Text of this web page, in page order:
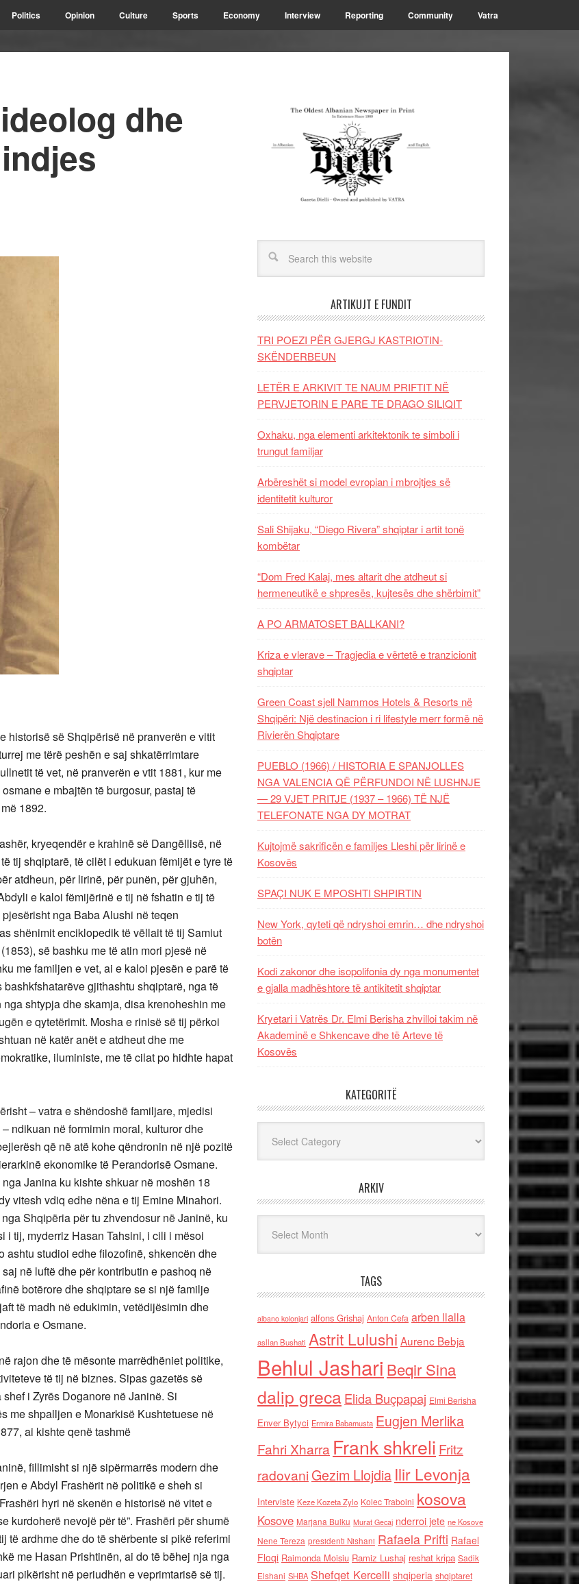
Politics Opinion Culture Sports Economy Interview Reporting Community Vatra
dhe
historisë së Shqipërisë në pranverën e vitit
me tërë peshën e saj shkatërrimtare
të vet, në pranverën e vtit 1881, kur me
e mbajtën të burgosur, pastaj të
1892.
kryeqendër e krahinë së Dangëllisë, në
tij shqiptarë, të cilët i edukuan fëmijët e tyre të
atdheun, për lirinë, për punën, për gjuhën,
e kaloi fëmijërinë e tij në fshatin e tij të
nga Baba Alushi në teqen
shënimit enciklopedik të vëllait të tij Samiut
së bashku me të atin mori pjesë në
me familjen e vet, ai e kaloi pjesën e parë të
gjithashtu shqiptarë, nga të
shtypja dhe skamja, disa krenoheshin me
e qytetërimit. Mosha e rinisë së tij përkoi
në katër anët e atdheut dhe me
iluministe, me të cilat po hidhte hapat
– vatra e shëndoshë familjare, mjedisi
ndikuan në formimin moral, kulturor dhe
që në atë kohe qëndronin në një pozitë
ekonomike të Perandorisë Osmane.
Janina ku kishte shkuar në moshën 18
vitesh vdiq edhe nëna e tij Emine Minahori.
Shqipëria për tu zhvendosur në Janinë, ku
i tij, myderriz Hasan Tahsini, i cili i mësoi
ashtu studioi edhe filozofinë, shkencën dhe
në luftë dhe për kontributin e pashoq në
botërore dhe shqiptare se si një familje
të madh në edukimin, vetëdijësimin dhe
e Osmane.
rajon dhe të mësonte marrëdhëniet politike,
të tij në biznes. Sipas gazetës së
i Zyrës Doganore në Janinë. Si
me shpalljen e Monarkisë Kushtetuese në
ai kishte qenë tashmë
fillimisht si një sipërmarrës modern dhe
e Abdyl Frashërit në politikë e sheh si
hyri në skenën e historisë në vitet e
kurdoherë nevojë për të”. Frashëri për shumë
të ardhme dhe do të shërbente si pikë referimi
me Hasan Prishtinën, ai do të bëhej nja nga
pikërisht në periudhën e veprimtarisë së tij.
ARTIKUJT E FUNDIT
TRI POEZI PËR GJERGJ KASTRIOTIN-
SKËNDERBEUN
LETËR E ARKIVIT TE NAUM PRIFTIT NË
PERVJETORIN E PARE TE DRAGO SILIQIT
Oxhaku, nga elementi arkitektonik te simboli i
trungut familjar
Arbëreshët si model evropian i mbrojtjes së
identitetit kulturor
Sali Shijaku, “Diego Rivera” shqiptar i artit tonë
kombëtar
“Dom Fred Kalaj, mes altarit dhe atdheut si
hermeneutikë e shpresës, kujtesës dhe shërbimit”
A PO ARMATOSET BALLKANI?
Kriza e vlerave – Tragjedia e vërtetë e tranzicionit
shqiptar
Green Coast sjell Nammos Hotels & Resorts në
Shqipëri: Një destinacion i ri lifestyle merr formë në
Rivierën Shqiptare
PUEBLO (1966) / HISTORIA E SPANJOLLES
NGA VALENCIA QË PËRFUNDOI NË LUSHNJE
— 29 VJET PRITJE (1937 – 1966) TË NJË
TELEFONATE NGA DY MOTRAT
Kujtojmë sakrificën e familjes Lleshi për lirinë e
Kosovës
SPAÇI NUK E MPOSHTI SHPIRTIN
New York, qyteti që ndryshoi emrin… dhe ndryshoi
botën
Kodi zakonor dhe isopolifonia dy nga monumentet
e gjalla madhështore të antikitetit shqiptar
Kryetari i Vatrës Dr. Elmi Berisha zhvilloi takim në
Akademinë e Shkencave dhe të Arteve të
Kosovës
KATEGORITË
ARKIV
TAGS
albano kolonjari alfons Grishaj Anton Cefa arben llalla
asllan Bushati Astrit Lulushi Aurenc Bebja
Behlul Jashari Beqir Sina
dalip grecaElida Buçpapaj Elmi Berisha
Enver Bytyci Ermira Babamusta Eugjen Merlika
Fahri Xharra Frank shkreli Fritz
radovaniGezim Llojdia Ilir Levonja
Interviste Keze Kozeta Zylo Kolec Traboini kosova
Kosove Marjana Bulku Murat Gecaj nderroi jete ne Kosove
Nene Tereza presidenti Nishani Rafaela Prifti Rafael
Floqi Raimonda Moisiu Ramiz Lushaj reshat kripa Sadik
Elshani SHBA Shefqet Kercelli shqiperia shqiptaret